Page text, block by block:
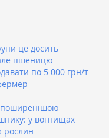
це досить
пшеницю
по 5 000 грн/т —
у вогнищах
рослин